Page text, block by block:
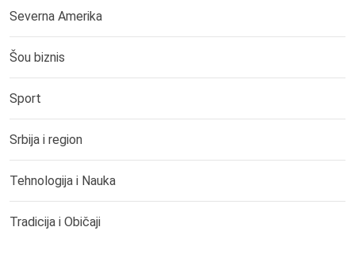
Severna Amerika
Šou biznis
Sport
Srbija i region
Tehnologija i Nauka
Tradicija i Običaji